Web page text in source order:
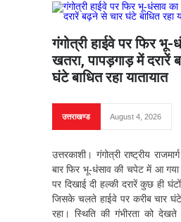
गंगोत्री हाईवे पर फिर भू-
खतरा, पापड़गाड़ में दरारें
घंटे बाधित रहा यातायात
उत्तराखण्ड August 4, 2026
उत्तरकाशी। गंगोत्री राष्ट्रीय
बार फिर भू-धंसाव की चपेट में आ
पर दिखाई दी हल्की दरारें कुछ ही
जिसके चलते हाईवे पर करीब चार घंटे
रहा। स्थिति की गंभीरता को